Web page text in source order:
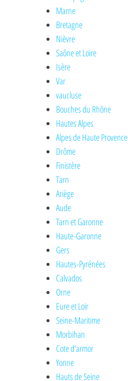
Marne
Bretagne
Nièvre
Saône et Loire
Isère
Var
vaucluse
Bouches du Rhône
Hautes Alpes
Alpes de Haute Provence
Drôme
Finistère
Tarn
Ariège
Aude
Tarn et Garonne
Haute-Garonne
Gers
Hautes-Pyrénées
Calvados
Orne
Eure et Loir
Seine-Maritime
Morbihan
Cote d'armor
Yonne
Hauts de Seine